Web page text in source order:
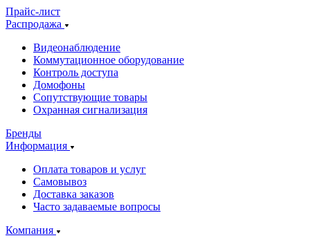
Прайс-лист
Распродажа
Видеонаблюдение
Коммутационное оборудование
Контроль доступа
Домофоны
Сопутствующие товары
Охранная сигнализация
Бренды
Информация
Оплата товаров и услуг
Самовывоз
Доставка заказов
Часто задаваемые вопросы
Компания